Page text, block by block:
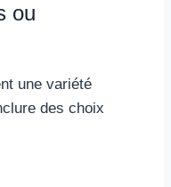
ou
une variété
des choix